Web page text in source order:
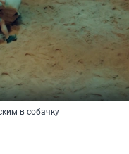
в собачку